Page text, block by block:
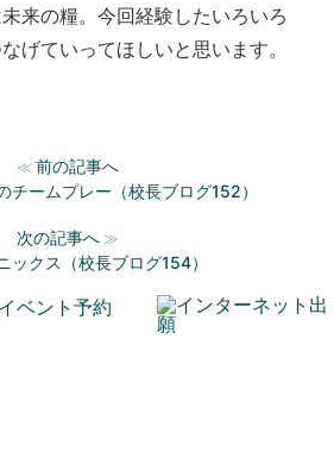
来の糧。今回経験したいろいろ
げていってほしいと思います。
≪ 前の記事へ
チームプレー（校長ブログ152）
次の記事へ ≫
ックス（校長ブログ154）